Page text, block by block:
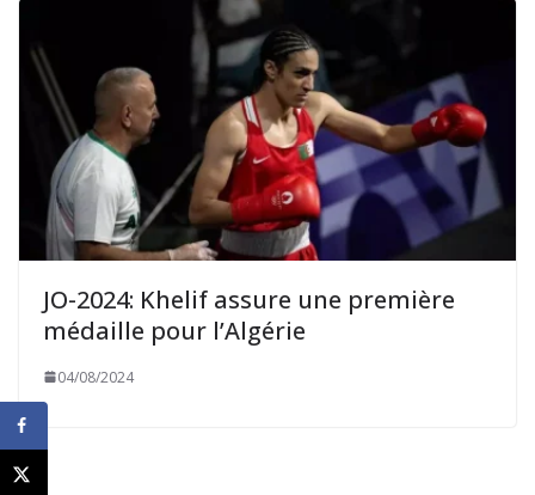
JO-2024: Khelif assure une première
médaille pour l’Algérie
04/08/2024